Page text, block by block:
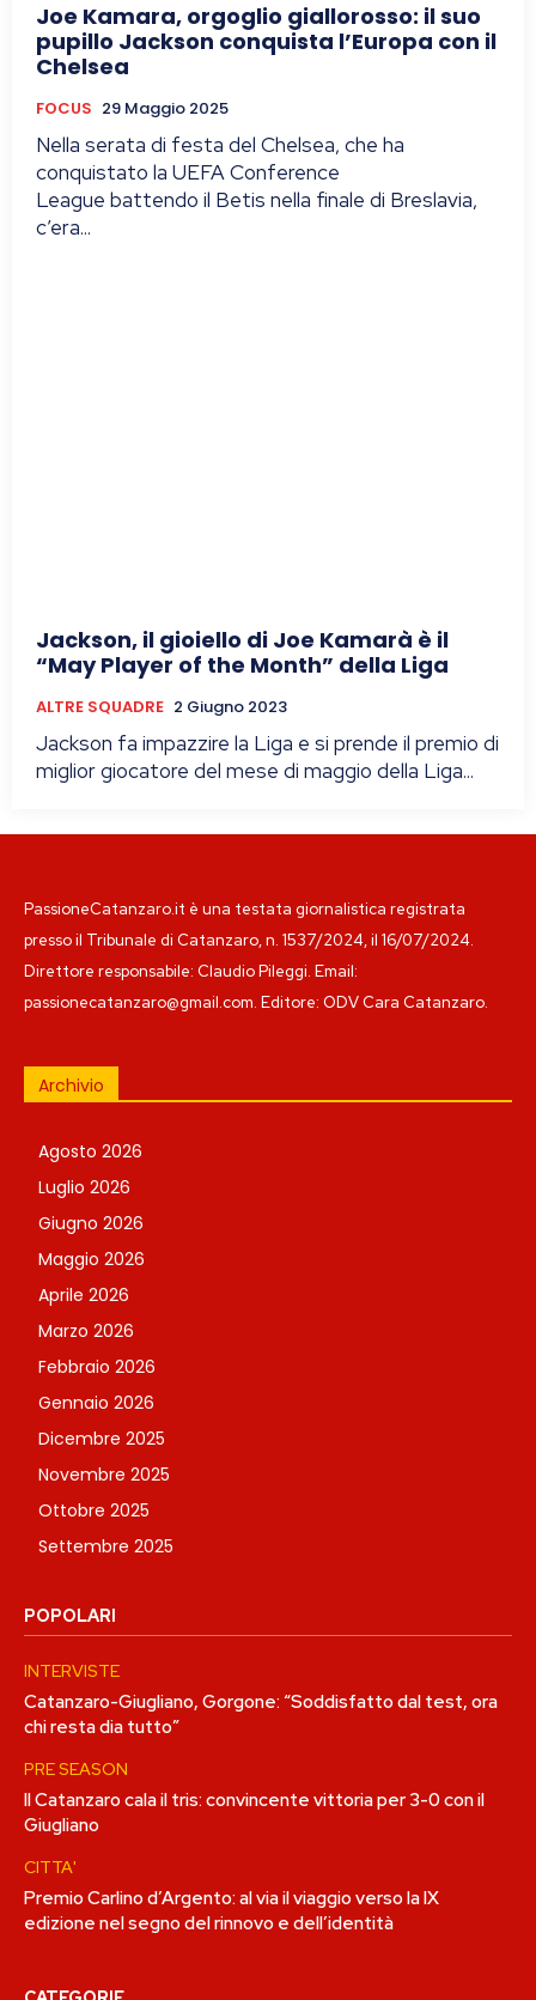
Joe Kamara, orgoglio giallorosso: il suo
pupillo Jackson conquista l’Europa con il
Chelsea
FOCUS 29 Maggio 2025
Nella serata di festa del Chelsea, che ha
conquistato la UEFA Conference
League battendo il Betis nella finale di Breslavia,
c’era...
Jackson, il gioiello di Joe Kamarà è il
“May Player of the Month” della Liga
ALTRE SQUADRE 2 Giugno 2023
Jackson fa impazzire la Liga e si prende il premio di
miglior giocatore del mese di maggio della Liga...
PassioneCatanzaro.it è una testata giornalistica registrata
presso il Tribunale di Catanzaro, n. 1537/2024, il 16/07/2024.
Direttore responsabile: Claudio Pileggi. Email:
passionecatanzaro@gmail.com. Editore: ODV Cara Catanzaro.
Archivio
Agosto 2026
Luglio 2026
Giugno 2026
Maggio 2026
Aprile 2026
Marzo 2026
Febbraio 2026
Gennaio 2026
Dicembre 2025
Novembre 2025
Ottobre 2025
Settembre 2025
POPOLARI
INTERVISTE
Catanzaro-Giugliano, Gorgone: “Soddisfatto dal test, ora
chi resta dia tutto”
PRE SEASON
Il Catanzaro cala il tris: convincente vittoria per 3-0 con il
Giugliano
CITTA'
Premio Carlino d’Argento: al via il viaggio verso la IX
edizione nel segno del rinnovo e dell’identità